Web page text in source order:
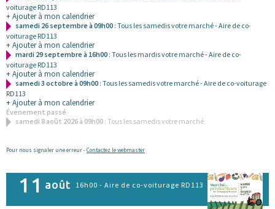
voiturage RD113
+ Ajouter à mon calendrier
samedi 26 septembre à 09h00 : Tous les samedis votre marché - Aire de co-
voiturage RD113
+ Ajouter à mon calendrier
mardi 29 septembre à 16h00 : Tous les mardis votre marché - Aire de co-
voiturage RD113
+ Ajouter à mon calendrier
samedi 3 octobre à 09h00 : Tous les samedis votre marché - Aire de co-voiturage
RD113
+ Ajouter à mon calendrier
Évenement passé
samedi 8 août 2026 à 09h00 : Tous les samedis votre marché
Pour nous signaler une erreur -Contactez le webmaster
11 août 16h00 - Aire de co-voiturage RD113